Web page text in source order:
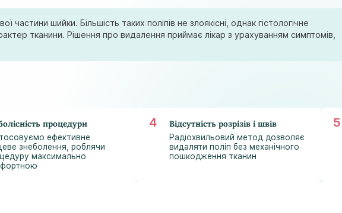
astramedikaa@gmail.com
шийки. Більшість таких поліпів не злоякісні, однак гістологічне
тканини. Рішення про видалення приймає лікар з урахуванням симптомів,
процедури
ефективне
знеболення, роблячи
максимально
Відсутність розрізів і швів
Радіохвильовий метод дозволяє
видаляти поліп без механічного
пошкодження тканин